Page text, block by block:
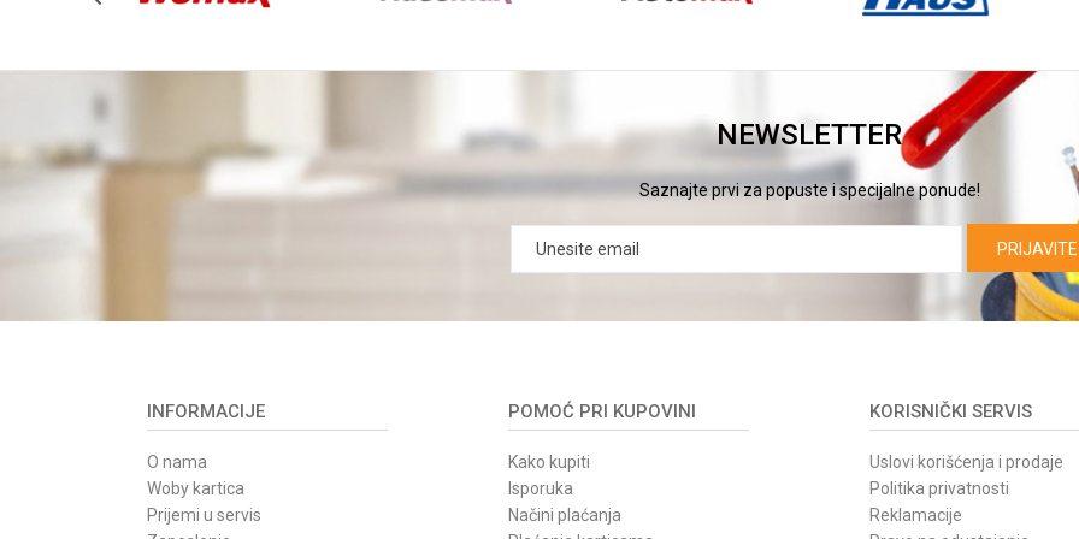
NEWSLETTER
Saznajte prvi za popuste i specijalne ponude!
INFORMACIJE
O nama
Woby kartica
Prijemi u servis
POMOĆ PRI KUPOVINI
Kako kupiti
Isporuka
Načini plaćanja
KORISNIČKI SERVIS
Uslovi korišćenja i prodaje
Politika privatnosti
Reklamacije